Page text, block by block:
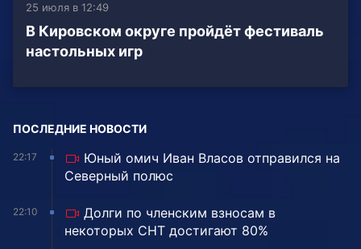
25 июля в 12:49
В Кировском округе пройдёт фестиваль
настольных игр
ПОСЛЕДНИЕ НОВОСТИ
22:17
Юный омич Иван Власов отправился на
Северный полюс
22:10
Долги по членским взносам в
некоторых СНТ достигают 80%